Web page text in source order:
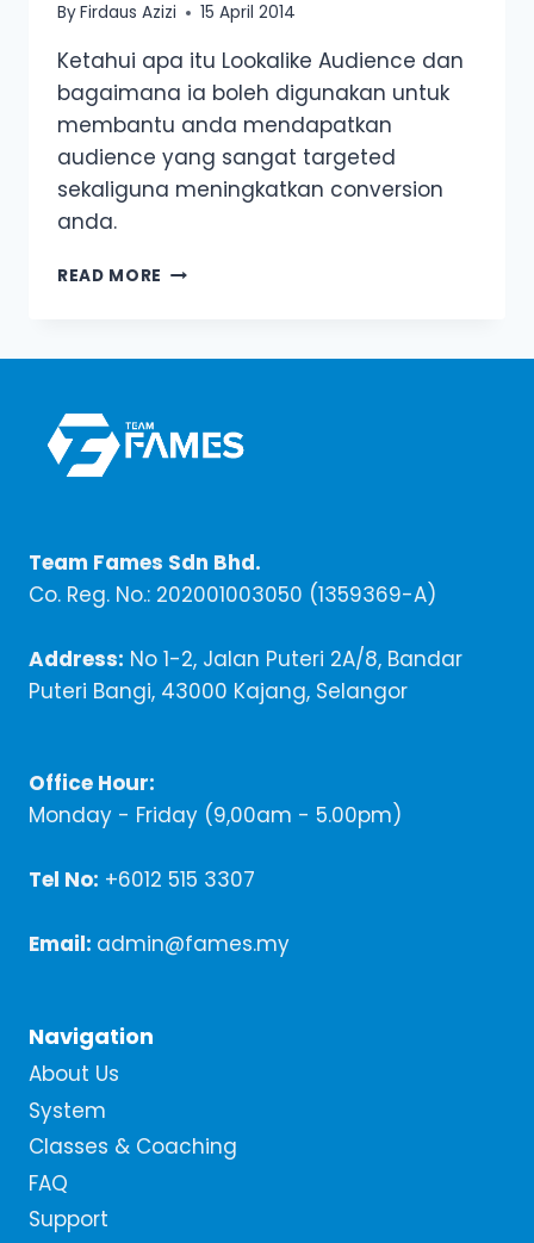
ByFirdaus Azizi 15 April 2014
Ketahui apa itu Lookalike Audience dan
bagaimana ia boleh digunakan untuk
membantu anda mendapatkan
audience yang sangat targeted
sekaliguna meningkatkan conversion
anda.
READ MORE LOOKALIKE
YANG
Team Fames Sdn Bhd.
Co. Reg. No.: 202001003050 (1359369-A)
Address: No 1-2, Jalan Puteri 2A/8, Bandar
Puteri Bangi, 43000 Kajang, Selangor
Office Hour:
Monday - Friday (9,00am - 5.00pm)
Tel No: +6012 515 3307
Email: admin@fames.my
Navigation
About Us
System
Classes & Coaching
FAQ
Support